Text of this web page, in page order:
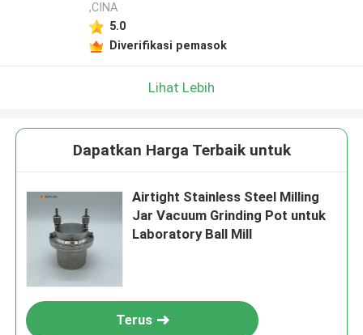
,CINA
5.0
Diverifikasi pemasok
Lihat Lebih
Dapatkan Harga Terbaik untuk
Airtight Stainless Steel Milling
Jar Vacuum Grinding Pot untuk
Laboratory Ball Mill
Terus